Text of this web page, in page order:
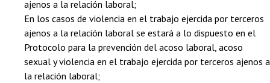
ajenos a la relación laboral;
En los casos de violencia en el trabajo ejercida por terceros
ajenos a la relación laboral se estará a lo dispuesto en el
Protocolo para la prevención del acoso laboral, acoso
sexual y violencia en el trabajo ejercida por terceros ajenos a
la relación laboral;